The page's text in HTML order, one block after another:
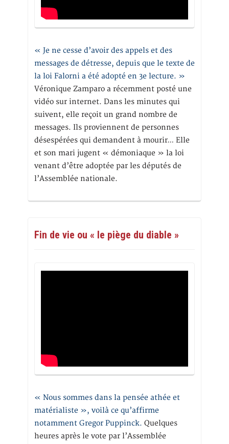
« Je ne cesse d’avoir des appels et des
messages de détresse, depuis que le texte de
la loi Falorni a été adopté en 3e lecture. »
Véronique Zamparo a récemment posté une
vidéo sur internet. Dans les minutes qui
suivent, elle reçoit un grand nombre de
messages. Ils proviennent de personnes
désespérées qui demandent à mourir… Elle
et son mari jugent « démoniaque » la loi
venant d’être adoptée par les députés de
l’Assemblée nationale.
Fin de vie ou « le piège du diable »
« Nous sommes dans la pensée athée et
matérialiste », voilà ce qu’affirme
notamment Gregor Puppinck. Quelques
heures après le vote par l’Assemblée